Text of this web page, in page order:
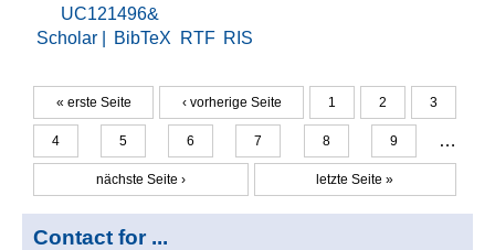
UC121496&
Scholar |
BibTeX RTF RIS
Seiten
« erste Seite ‹ vorherige Seite 1 2 3
4 5 6 7 8 9 …
nächste Seite › letzte Seite »
Contact for ...